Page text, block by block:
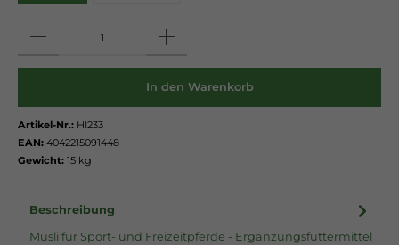
In den Warenkorb
Artikel-Nr.: HI233
EAN: 4042215091448
Gewicht: 15 kg
Beschreibung
Müsli für Sport- und Freizeitpferde - Ergänzungsfuttermittel